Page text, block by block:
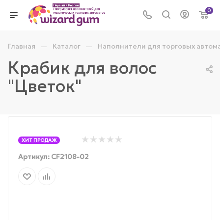
0
Главная — Каталог — Наполнители для торговых
Крабик для волос
"Цветок"
ХИТ ПРОДАЖ
Артикул: CF2108-02